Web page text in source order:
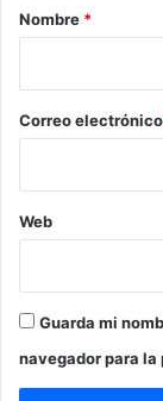
r
*
Nombre *
Correo electrónico
Web
Guarda mi
navegador para la